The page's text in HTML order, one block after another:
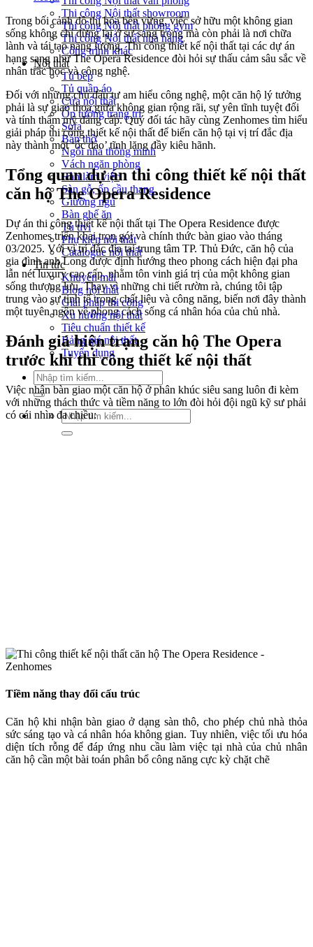
Thi công Nội thất showroom
Thi công Nội thất phòng gym
Thi công Nội thất nhà hàng
Công trình khác
Nội thất
Tủ bếp
Tủ quần áo
Cửa nội thất
Ốp tường trang trí
Sofa
Bàn thờ
Ngôi nhà thông minh
Vách ngăn phòng
Bàn làm việc
Sàn gỗ, ốp cầu thang
Giường ngủ
Bàn ghế ăn
Tủ tivi
Phụ kiện nội thất
Catalogue nội thất
Tin tức
Khuyến mãi
Blog nội thất
Giải pháp thi công
Xu hướng nội thất
Tiêu chuẩn thiết kế
Bảng giá nội thất
Tuyển dụng
Tìm
kiếm:
Tìm
kiếm:
Trong bối cảnh đô thị hóa bền vững, việc sở hữu một không gian
sống không chỉ dừng lại ở sự sang trọng mà còn phải là nơi chữa
lành và tái tạo năng lượng. Thi công thiết kế nội thất tại các dự án
hạng sang như The Opera Residence đòi hỏi sự thấu cảm sâu sắc về
nhân trắc học và công nghệ.
Đối với những chủ đầu tư am hiểu công nghệ, một căn hộ lý tưởng
phải là sự giao thoa giữa không gian rộng rãi, sự yên tĩnh tuyệt đối
và tính thẩm mỹ đẳng cấp. Quý đối tác hãy cùng Zenhomes tìm hiểu
giải pháp thi công thiết kế nội thất để biến căn hộ tại vị trí đắc địa
này thành một ‘ốc đảo’ tĩnh lặng đầy kiêu hãnh.
Tổng quan dự án thi công thiết kế nội thất
căn hộ The Opera Residence
Dự án thi công thiết kế nội thất tại The Opera Residence được
Zenhomes triển khai trọn gói và chính thức bàn giao vào tháng
03/2025. Với vị trí đắc địa tại trung tâm TP. Thủ Đức, căn hộ của
gia đình anh Long được định hướng theo phong cách hiện đại pha
lẫn nét luxury cao cấp, nhằm tôn vinh giá trị của một không gian
sống thượng lưu. Thay vì những chi tiết rườm rà, chúng tôi tập
trung vào sự tinh tế trong chất liệu và công năng, biến nơi đây thành
một tuyên ngôn về phong cách sống cá nhân hóa của chủ nhà.
Đánh giá hiện trạng căn hộ The Opera
trước khi thi công thiết kế nội thất
Việc nhận bàn giao một căn hộ ở phân khúc siêu sang luôn đi kèm
với những thách thức và tiềm năng to lớn đòi hỏi đội ngũ kỹ sư phải
có cái nhìn đa chiều:
Tiềm năng thay đổi cấu trúc
Căn hộ khi nhận bàn giao ở dạng sàn thô, cho phép chủ nhà thỏa
sức sáng tạo và cá nhân hóa không gian. Tuy nhiên, việc tối ưu hóa
diện tích rỗng để đáp ứng nhu cầu làm việc tại nhà của chủ nhân
căn hộ cần một bài toán phân bổ công năng cực kỳ chặt chẽ